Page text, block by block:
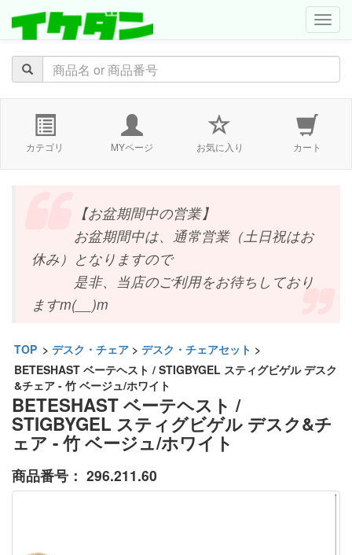
カテゴリ MYページ お気に入り カート
【お盆期間中の営業】
お盆期間中は、通常営業（土日祝はお
休み）となりますので
是非、当店のご利用をお待ちしており
ますm(__)m
TOP > デスク・チェア > デスク・チェアセット >
BETESHAST ベーテヘスト / STIGBYGEL スティグビゲル デスク
&チェア - 竹 ベージュ/ホワイト
BETESHAST ベーテヘスト /
STIGBYGEL スティグビゲル デスク&チ
ェア - 竹 ベージュ/ホワイト
商品番号： 296.211.60